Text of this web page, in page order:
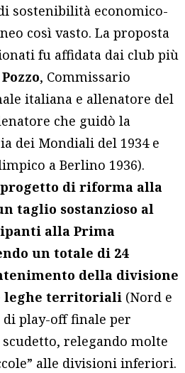
sostenibilità economico-
così vasto. La proposta
fu affidata dai club più
, Commissario
italiana e allenatore del
che guidò la
dei Mondiali del 1934 e
a Berlino 1936).
progetto di riforma alla
taglio sostanzioso al
alla Prima
un totale di 24
della divisione
leghe territoriali (Nord e
di play-off finale per
scudetto, relegando molte
alle divisioni inferiori.